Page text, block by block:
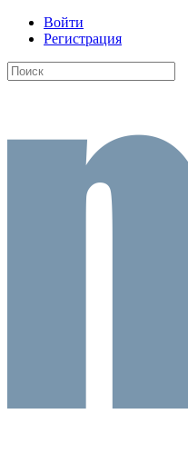
Войти
Регистрация